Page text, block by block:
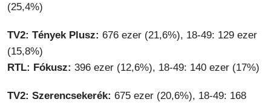
(25,4%)
TV2: Tények Plusz: 676 ezer (21,6%), 18-49: 129 ezer
(15,8%)
RTL: Fókusz: 396 ezer (12,6%), 18-49: 140 ezer (17%)
TV2: Szerencsekerék: 675 ezer (20,6%), 18-49: 168